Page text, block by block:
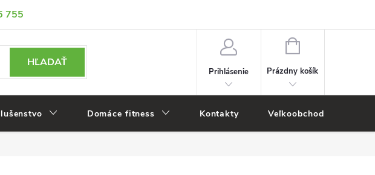
755
HĽADAŤ
Prihlásenie
NÁKUPNÝ
Prázdny košík
Domáce fitness Kontakty Veľkoobchod